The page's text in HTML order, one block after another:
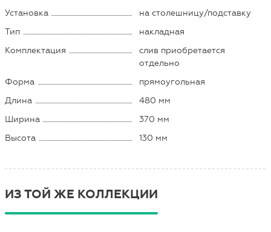
Установка
на столешницу/подставку
Тип
накладная
Комплектация
слив приобретается
отдельно
Форма
прямоугольная
Длина
480 мм
Ширина
370 мм
Высота
130 мм
ИЗ ТОЙ ЖЕ КОЛЛЕКЦИИ